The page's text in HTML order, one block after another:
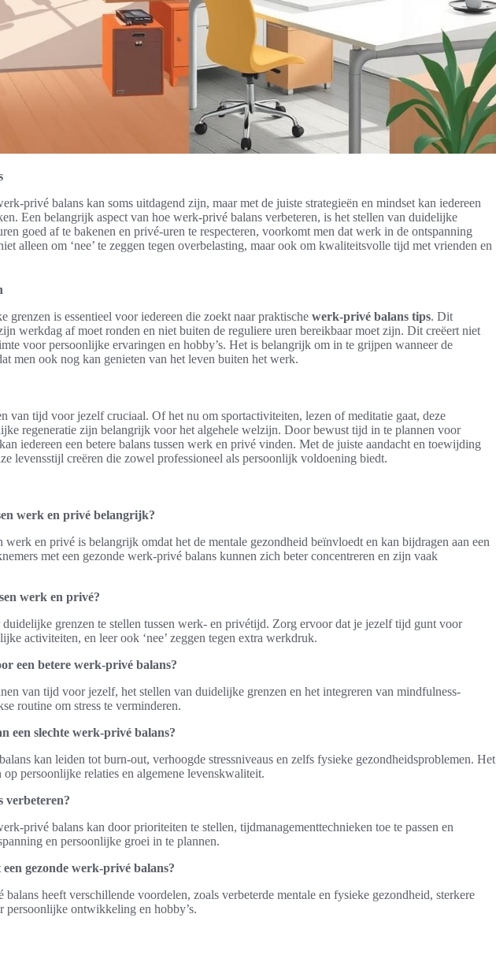
privé balans kan soms uitdagend zijn, maar met de juiste strategieën en mindset kan iedereen
Een belangrijk aspect van hoe werk-privé balans verbeteren, is het stellen van duidelijke
goed af te bakenen en privé-uren te respecteren, voorkomt men dat werk in de ontspanning
alleen om ‘nee’ te zeggen tegen overbelasting, maar ook om kwaliteitsvolle tijd met vrienden en
grenzen is essentieel voor iedereen die zoekt naar praktische werk-privé balans tips. Dit
werkdag af moet ronden en niet buiten de reguliere uren bereikbaar moet zijn. Dit creëert niet
voor persoonlijke ervaringen en hobby’s. Het is belangrijk om in te grijpen wanneer de
men ook nog kan genieten van het leven buiten het werk.
van tijd voor jezelf cruciaal. Of het nu om sportactiviteiten, lezen of meditatie gaat, deze
regeneratie zijn belangrijk voor het algehele welzijn. Door bewust tijd in te plannen voor
iedereen een betere balans tussen werk en privé vinden. Met de juiste aandacht en toewijding
levensstijl creëren die zowel professioneel als persoonlijk voldoening biedt.
werk en privé belangrijk?
werk en privé is belangrijk omdat het de mentale gezondheid beïnvloedt en kan bijdragen aan een
met een gezonde werk-privé balans kunnen zich beter concentreren en zijn vaak
werk en privé?
grenzen te stellen tussen werk- en privétijd. Zorg ervoor dat je jezelf tijd gunt voor
activiteiten, en leer ook ‘nee’ zeggen tegen extra werkdruk.
een betere werk-privé balans?
van tijd voor jezelf, het stellen van duidelijke grenzen en het integreren van mindfulness-
routine om stress te verminderen.
een slechte werk-privé balans?
kan leiden tot burn-out, verhoogde stressniveaus en zelfs fysieke gezondheidsproblemen. Het
persoonlijke relaties en algemene levenskwaliteit.
verbeteren?
privé balans kan door prioriteiten te stellen, tijdmanagementtechnieken toe te passen en
en persoonlijke groei in te plannen.
gezonde werk-privé balans?
heeft verschillende voordelen, zoals verbeterde mentale en fysieke gezondheid, sterkere
persoonlijke ontwikkeling en hobby’s.